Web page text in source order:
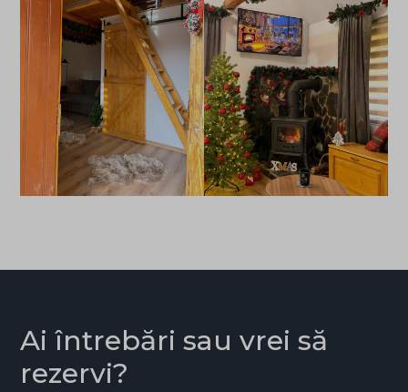
Ai întrebări sau vrei să
rezervi?
tt_test_id
ttclid
ttcsid_D8IOFCBC77UE550KAJE0